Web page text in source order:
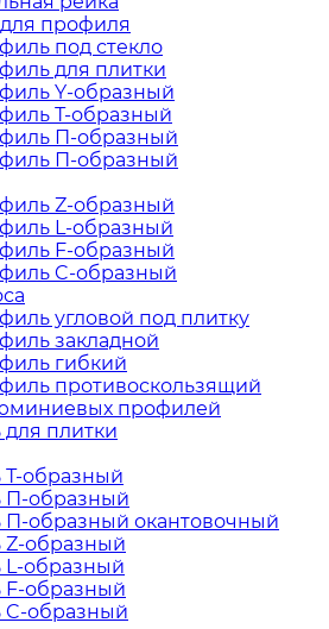
профиля
под стекло
для плитки
Y-образный
Т-образный
П-образный
П-образный
Z-образный
L-образный
F-образный
C-образный
угловой под плитку
закладной
гибкий
противоскользящий
профилей
плитки
образный
П-образный
образный окантовочный
образный
образный
образный
образный